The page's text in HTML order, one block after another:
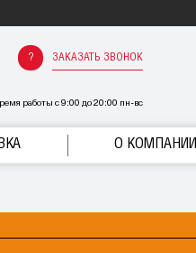
ЗАКАЗАТЬ ЗВОНОК
работы с 9:00 до 20:00 пн-вс
О КОМПАНИИ